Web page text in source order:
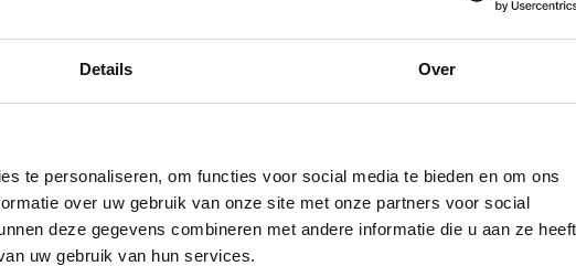
Details Over
te personaliseren, om functies voor social media te bieden en om ons
over uw gebruik van onze site met onze partners voor social
deze gegevens combineren met andere informatie die u aan ze heeft
uw gebruik van hun services.
ondersteuning nodig. VPTZ-
en/of ’s nachts. De
in de vorm van persoonlijke
Ook bieden ze emotionele steun
hulp krijgen de naasten de
te doen of ’s nachts